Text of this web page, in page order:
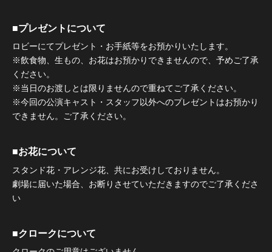
■プレゼントについて
ロビーにてプレゼント・お手紙等をお預かりいたします。
※飲食物、生もの、お花はお預かりできませんので、予めご了承
ください。
※当日のお渡しとは限りませんので重ねてご了承ください。
※今回の公演キャスト・スタッフ以外へのプレゼントはお預かり
できません。ご了承ください。
■お花について
スタンド花・アレンジ花、共にお受けしておりません。
劇場に届いた場合、お断りさせていただきますのでご了承くださ
い
■クロークについて